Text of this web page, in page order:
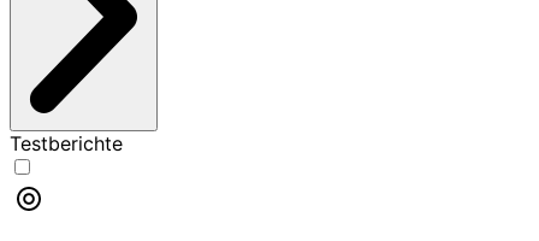
Testberichte